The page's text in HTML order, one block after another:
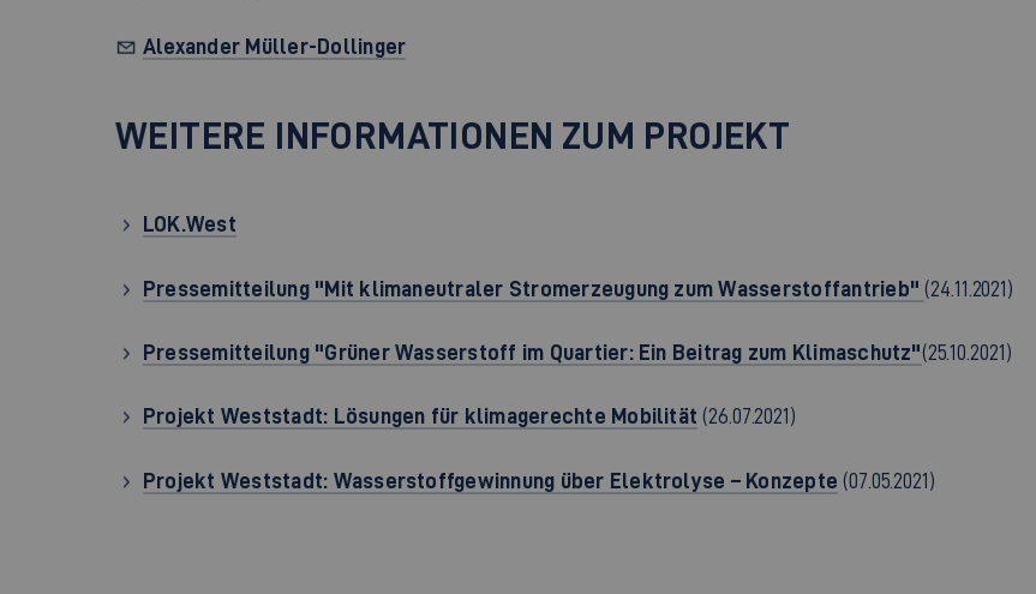
Alexander Müller-Dollinger
WEITERE INFORMATIONEN ZUM PROJEKT
LOK.West
Pressemitteilung "Mit klimaneutraler Stromerzeugung zum Wasserstoffantrieb"(24.11.2021)
Pressemitteilung "Grüner Wasserstoff im Quartier: Ein Beitrag zum Klimaschutz"(25.10.2021)
Projekt Weststadt: Lösungen für klimagerechte Mobilität (26.07.2021)
Projekt Weststadt: Wasserstoffgewinnung über Elektrolyse – Konzepte (07.05.2021)